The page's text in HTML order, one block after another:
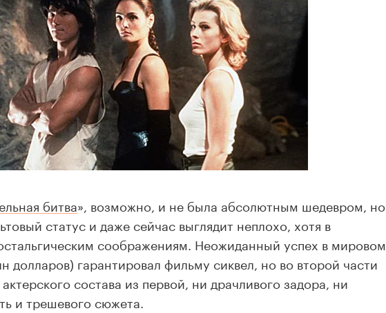
битва», возможно, и не была абсолютным шедевром, но
статус и даже сейчас выглядит неплохо, хотя в
соображениям. Неожиданный успех в мировом
долларов) гарантировал фильму сиквел, но во второй части
состава из первой, ни драчливого задора, ни
и трешевого сюжета.